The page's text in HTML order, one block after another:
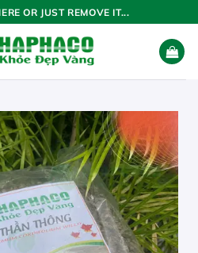
OR JUST REMOVE IT...